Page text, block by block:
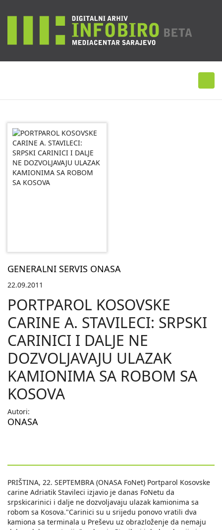
GENERALNI SERVIS ONASA
22.09.2011
PORTPAROL KOSOVSKE
CARINE A. STAVILECI: SRPSKI
CARINICI I DALJE NE
DOZVOLJAVAJU ULAZAK
KAMIONIMA SA ROBOM SA
KOSOVA
Autori:
ONASA
PRIŠTINA, 22. SEPTEMBRA (ONASA FoNet) Portparol Kosovske
carine Adriatik Stavileci izjavio je danas FoNetu da
srpskicarinici i dalje ne dozvoljavaju ulazak kamionima sa
robom sa Kosova."Carinici su u srijedu ponovo vratili dva
kamiona sa terminala u Preševu uz obrazloženje da nemaju